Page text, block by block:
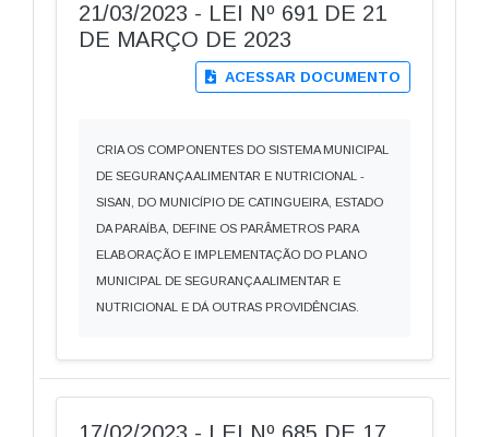
21/03/2023 - LEI Nº 691 DE 21
DE MARÇO DE 2023
ACESSAR DOCUMENTO
CRIA OS COMPONENTES DO SISTEMA MUNICIPAL
DE SEGURANÇA ALIMENTAR E NUTRICIONAL -
SISAN, DO MUNICÍPIO DE CATINGUEIRA, ESTADO
DA PARAÍBA, DEFINE OS PARÂMETROS PARA
ELABORAÇÃO E IMPLEMENTAÇÃO DO PLANO
MUNICIPAL DE SEGURANÇA ALIMENTAR E
NUTRICIONAL E DÁ OUTRAS PROVIDÊNCIAS.